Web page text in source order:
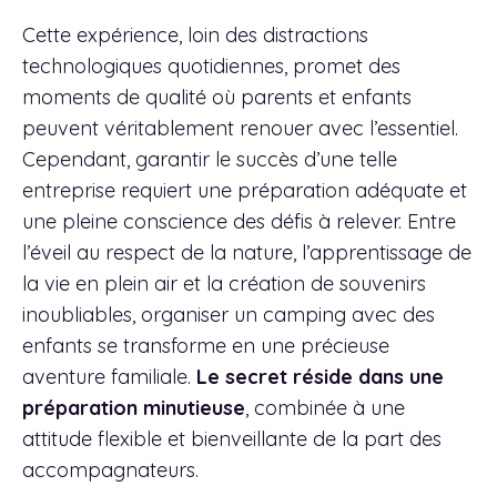
Cette expérience, loin des distractions
technologiques quotidiennes, promet des
moments de qualité où parents et enfants
peuvent véritablement renouer avec l’essentiel.
Cependant, garantir le succès d’une telle
entreprise requiert une préparation adéquate et
une pleine conscience des défis à relever. Entre
l’éveil au respect de la nature, l’apprentissage de
la vie en plein air et la création de souvenirs
inoubliables, organiser un camping avec des
enfants se transforme en une précieuse
aventure familiale. Le secret réside dans une
préparation minutieuse, combinée à une
attitude flexible et bienveillante de la part des
accompagnateurs.